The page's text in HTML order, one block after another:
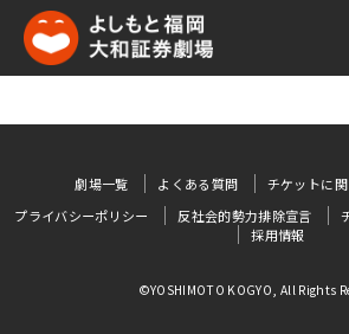
劇場一覧 よくある質問
チケットに
プライバシーポリシー
反社会的勢力排除宣言
採用情報
©YOSHIMOTO KOGYO, All Rights